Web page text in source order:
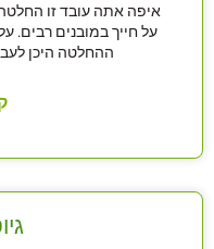
איפה אתה עובד זו
על חייך במובנים רבים.
ההחלטה היכן